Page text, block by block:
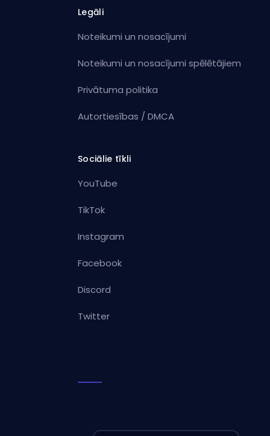
Legāli
Noteikumi un nosacījumi
Noteikumi un nosacījumi spēlētājiem
Privātuma politika
Autortiesības / DMCA
Sociālie tīkli
YouTube
TikTok
Instagram
Facebook
Discord
Twitter